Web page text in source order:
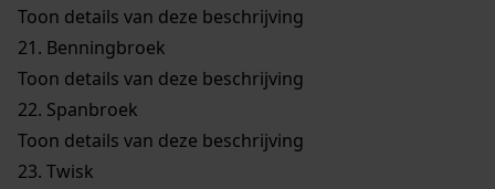
Toon details van deze beschrijving
21. Benningbroek
Toon details van deze beschrijving
22. Spanbroek
Toon details van deze beschrijving
23. Twisk